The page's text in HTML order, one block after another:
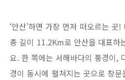
‘안산’하면 가장 먼저 떠오르는 곳
총 길이 11.2Km로 안산을 대표하
요. 한 쪽에는 서해바다의 풍경이,
경이 동시에 펼쳐지는 곳으로 창